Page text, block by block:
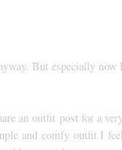
But especially now I
an outfit post for a very
and comfy outfit I feel